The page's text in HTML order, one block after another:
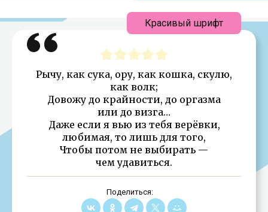
Рычу, как сука, ору, как кошка, скулю,
как волк;
Довожу до крайности, до оргазма
или до визга…
Даже если я вью из тебя верёвки,
любимая, то лишь для того,
Чтобы потом не выбирать —
чем удавиться.
Поделиться:
Красивый шрифт